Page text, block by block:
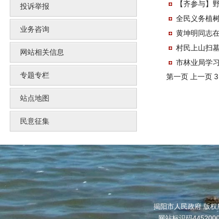
投诉举报
业务咨询
网站相关信息
专题专栏
站点地图
民意征集
【齐参与】
全民义务植
黄坤明同志
村民上山扫
市林业局学
第一页
上一页
揭阳市人民政府 版